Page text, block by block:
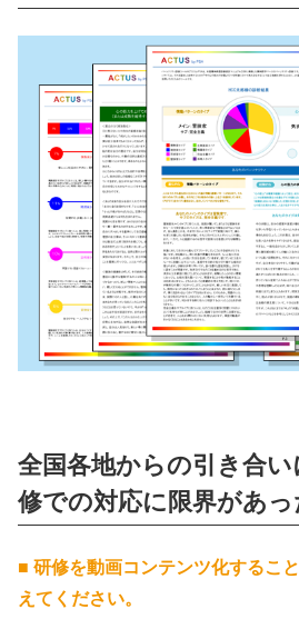
全国各地からの引き合
修での対応に限界があっ
■ 研修を動画コンテンツ化するこ
えてください。